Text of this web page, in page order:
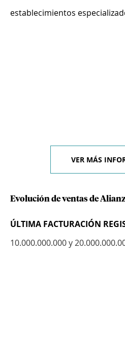
establecimientos
VER MÁS
Evolución de ventas de
ÚLTIMA FACTURACIÓN
10.000.000.000 y